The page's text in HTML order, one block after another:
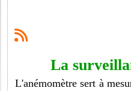
La
L'anémomètre sert à